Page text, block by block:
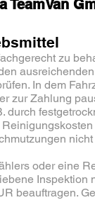
zu
In dem
zur Zahlung
oder eine
Inspektion
beauftragen.